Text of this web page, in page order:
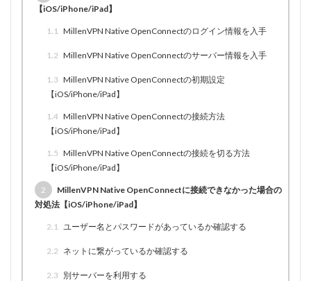
【iOS/iPhone/iPad】
1.1 MillenVPN Native OpenConnectのログイン情報を入手
1.2 MillenVPN Native OpenConnectのサーバー情報を入手
1.3 MillenVPN Native OpenConnectの初期設定
【iOS/iPhone/iPad】
1.4 MillenVPN Native OpenConnectの接続方法
【iOS/iPhone/iPad】
1.5 MillenVPN Native OpenConnectの接続を切る方法
【iOS/iPhone/iPad】
2
MillenVPN Native OpenConnectに接続できなかった場合の
対処法【iOS/iPhone/iPad】
2.1 ユーザー名とパスワードがあっているか確認する
2.2 ネットに繋がっているか確認する
2.3 別サーバーを利用する